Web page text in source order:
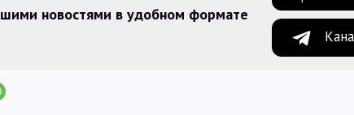
новостями в удобном формате